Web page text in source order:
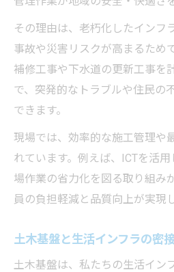
その理由は、老朽化したインフ
事故や災害リスクが高まるため
補修工事や下水道の更新工事を
で、突発的なトラブルや住民の
できます。
現場では、効率的な施工管理や
れています。例えば、ICTを活
場作業の省力化を図る取り組み
員の負担軽減と品質向上が実現
土木基盤と生活インフラの密
土木基盤は、私たちの生活イン